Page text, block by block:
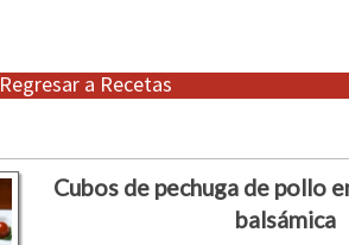
Regresar a Recetas
Cubos de pechuga de pollo
balsámica